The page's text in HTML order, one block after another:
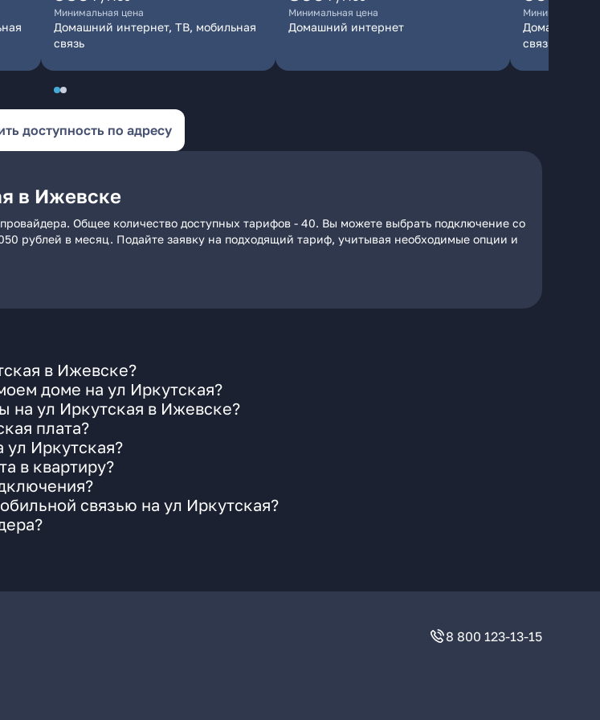
Минимальная цена
Домашний интернет, ТВ, мобильная
связь
Минимальная цена
Домашний интернет
Минимальная
Домашний
связь
доступность по адресу
в Ижевске
Общее количество доступных тарифов - 40. Вы можете выбрать подключение со
рублей в месяц. Подайте заявку на подходящий тариф, учитывая необходимые опции и
в Ижевске?
доме на ул Иркутская?
на ул Иркутская в Ижевске?
плата?
ул Иркутская?
в квартиру?
связью на ул Иркутская?
8 800 123-13-15